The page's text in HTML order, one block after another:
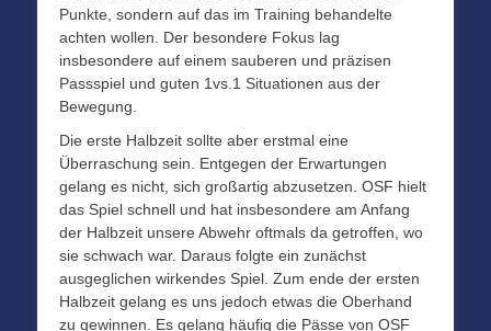
Punkte, sondern auf das im Training behandelte
achten wollen. Der besondere Fokus lag
insbesondere auf einem sauberen und präzisen
Passspiel und guten 1vs.1 Situationen aus der
Bewegung.
Die erste Halbzeit sollte aber erstmal eine
Überraschung sein. Entgegen der Erwartungen
gelang es nicht, sich großartig abzusetzen. OSF hielt
das Spiel schnell und hat insbesondere am Anfang
der Halbzeit unsere Abwehr oftmals da getroffen, wo
sie schwach war. Daraus folgte ein zunächst
ausgeglichen wirkendes Spiel. Zum ende der ersten
Halbzeit gelang es uns jedoch etwas die Oberhand
zu gewinnen. Es gelang häufig die Pässe von OSF